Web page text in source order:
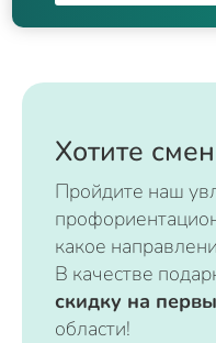
Хотите
Пройдите наш
какое
В качестве
скидку на
области!